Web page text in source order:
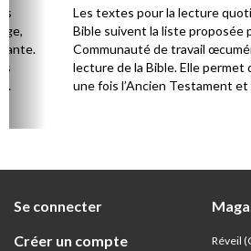
Les textes pour la lecture
Bible suivent la liste proposée
Communauté de travail
lecture de la Bible. Elle permet
une fois l’Ancien Testament
Se connecter
Créer un compte
Réveil